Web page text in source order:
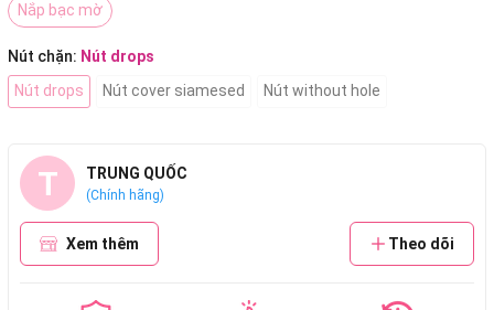
Nắp bạc mờ
Nút chặn: Nút drops
Nút drops
Nút cover siamesed Nút without hole
T TRUNG QUỐC
(Chính hãng)
Xem thêm Theo dõi